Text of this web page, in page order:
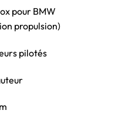
pour BMW
propulsion)
pilotés